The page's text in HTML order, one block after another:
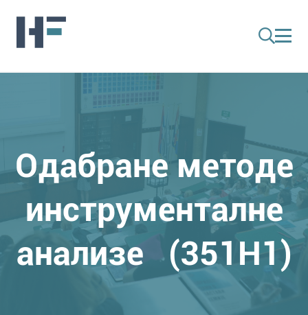
Одабране методе
инструменталне
анализе (351H1)